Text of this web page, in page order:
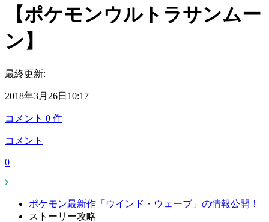
【ポケモンウルトラサンムー
ン】
最終更新:
2018年3月26日10:17
コメント 0 件
コメント
0
ポケモン最新作「ウインド・ウェーブ」の情報公開！
ストーリー攻略